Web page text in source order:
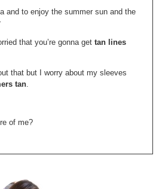
and to enjoy the summer sun and the
that you’re gonna get tan lines
that but I worry about my sleeves
tan.
of me?
Shit!